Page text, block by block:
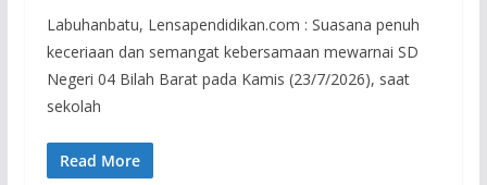
Labuhanbatu, Lensapendidikan.com : Suasana penuh
keceriaan dan semangat kebersamaan mewarnai SD
Negeri 04 Bilah Barat pada Kamis (23/7/2026), saat
sekolah
Read More